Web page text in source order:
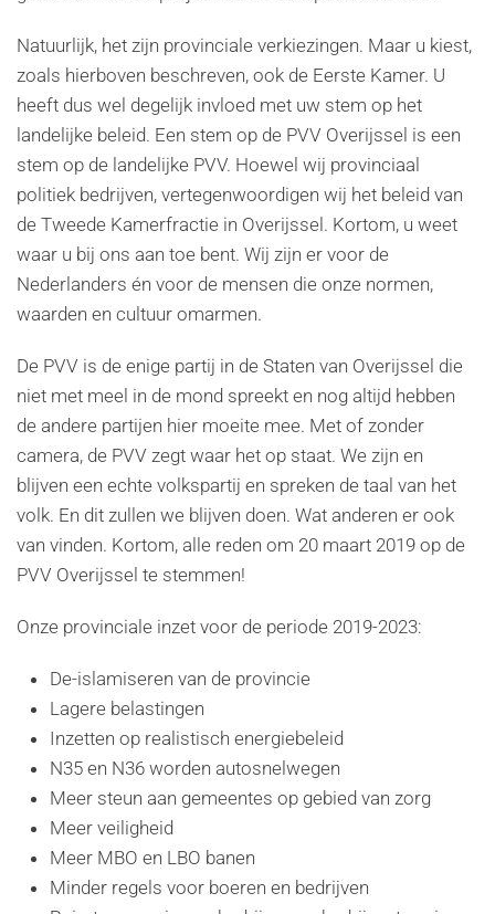
Natuurlijk, het zijn provinciale verkiezingen. Maar u kiest,
zoals hierboven beschreven, ook de Eerste Kamer. U
heeft dus wel degelijk invloed met uw stem op het
landelijke beleid. Een stem op de PVV Overijssel is een
stem op de landelijke PVV. Hoewel wij provinciaal
politiek bedrijven, vertegenwoordigen wij het beleid van
de Tweede Kamerfractie in Overijssel. Kortom, u weet
waar u bij ons aan toe bent. Wij zijn er voor de
Nederlanders én voor de mensen die onze normen,
waarden en cultuur omarmen.
De PVV is de enige partij in de Staten van Overijssel die
niet met meel in de mond spreekt en nog altijd hebben
de andere partijen hier moeite mee. Met of zonder
camera, de PVV zegt waar het op staat. We zijn en
blijven een echte volkspartij en spreken de taal van het
volk. En dit zullen we blijven doen. Wat anderen er ook
van vinden. Kortom, alle reden om 20 maart 2019 op de
PVV Overijssel te stemmen!
Onze provinciale inzet voor de periode 2019-2023:
De-islamiseren van de provincie
Lagere belastingen
Inzetten op realistisch energiebeleid
N35 en N36 worden autosnelwegen
Meer steun aan gemeentes op gebied van zorg
Meer veiligheid
Meer MBO en LBO banen
Minder regels voor boeren en bedrijven